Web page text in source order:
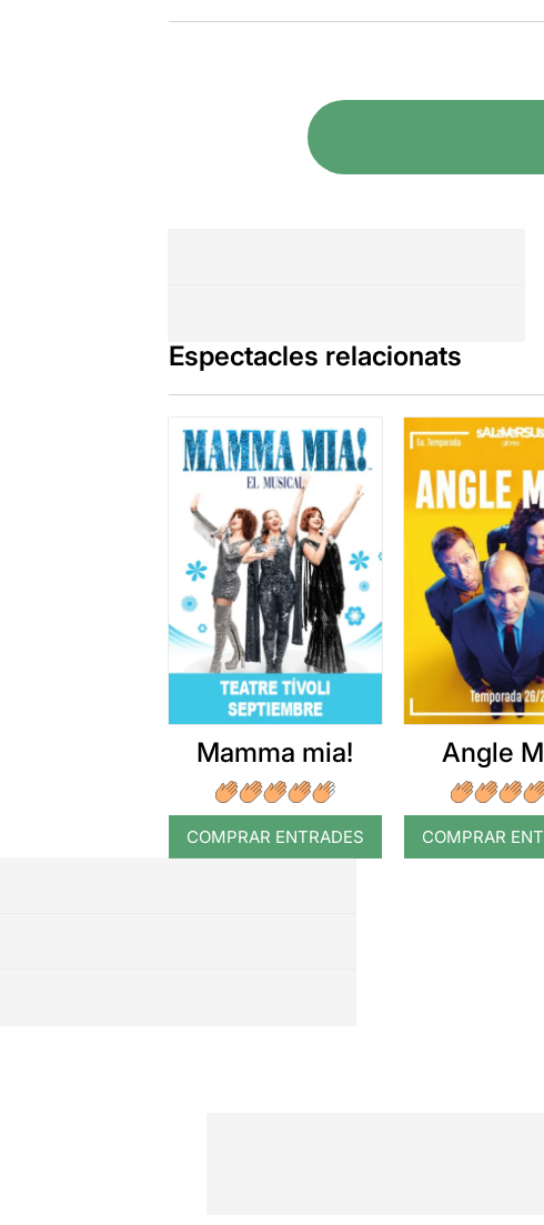
Espectacles relacionats
Mamma mia!
COMPRAR ENTRADES
Angle
COMPRAR